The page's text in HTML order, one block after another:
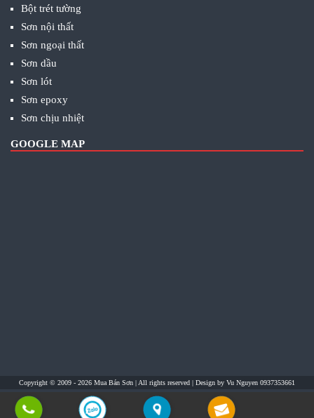
Bột trét tường
Sơn nội thất
Sơn ngoại thất
Sơn dầu
Sơn lót
Sơn epoxy
Sơn chịu nhiệt
GOOGLE MAP
Copyright © 2009 - 2026 Mua Bán Sơn | All rights reserved | Design by Vu Nguyen 0937353661